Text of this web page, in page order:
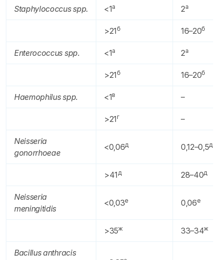
Staphylococcus spp. <1а 2а
>21 б 16–20б
Enterococcus spp. <1а 2а
>21 б 16–20б
Haemophilus spp. <1в –
>21 г –
Neisseria
gonorrhoeae
<0,06д 0,12–0,5д
>41 д 28–40д
Neisseria
meningitidis
<0,03е 0,06е
>35ж 33–34ж
Bacillus anthracis